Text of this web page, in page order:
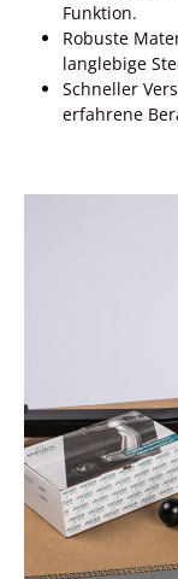
Funktion.
Robuste
langlebige
Schneller
erfahrene